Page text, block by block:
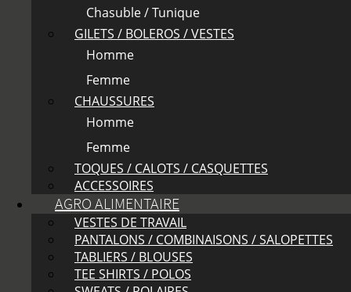
Chasuble / Tunique
GILETS / BOLEROS / VESTES
Homme
Femme
CHAUSSURES
Homme
Femme
TOQUES / CALOTS / CASQUETTES
ACCESSOIRES
AGRO ALIMENTAIRE
VESTES DE TRAVAIL
PANTALONS / COMBINAISONS / SALOPETTES
TABLIERS / BLOUSES
TEE SHIRTS / POLOS